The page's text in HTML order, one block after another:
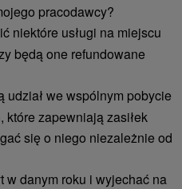
pracodawcy?
niektóre usługi na miejscu
będą one refundowane
udział we wspólnym pobycie
które zapewniają zasiłek
się o niego niezależnie od
w danym roku i wyjechać na